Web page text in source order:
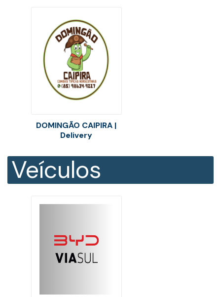
DOMINGÃO CAIPIRA |
Delivery
Veículos